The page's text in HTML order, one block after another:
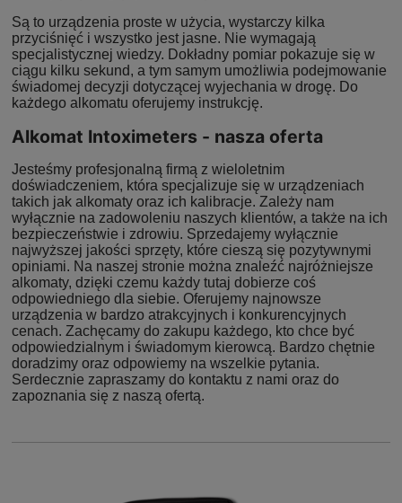
Są to urządzenia proste w użycia, wystarczy kilka
przyciśnięć i wszystko jest jasne. Nie wymagają
specjalistycznej wiedzy. Dokładny pomiar pokazuje się w
ciągu kilku sekund, a tym samym umożliwia podejmowanie
świadomej decyzji dotyczącej wyjechania w drogę. Do
każdego alkomatu oferujemy instrukcję.
Alkomat Intoximeters - nasza oferta
Jesteśmy profesjonalną firmą z wieloletnim
doświadczeniem, która specjalizuje się w urządzeniach
takich jak alkomaty oraz ich kalibracje. Zależy nam
wyłącznie na zadowoleniu naszych klientów, a także na ich
bezpieczeństwie i zdrowiu. Sprzedajemy wyłącznie
najwyższej jakości sprzęty, które cieszą się pozytywnymi
opiniami. Na naszej stronie można znaleźć najróżniejsze
alkomaty, dzięki czemu każdy tutaj dobierze coś
odpowiedniego dla siebie. Oferujemy najnowsze
urządzenia w bardzo atrakcyjnych i konkurencyjnych
cenach. Zachęcamy do zakupu każdego, kto chce być
odpowiedzialnym i świadomym kierowcą. Bardzo chętnie
doradzimy oraz odpowiemy na wszelkie pytania.
Serdecznie zapraszamy do kontaktu z nami oraz do
zapoznania się z naszą ofertą.